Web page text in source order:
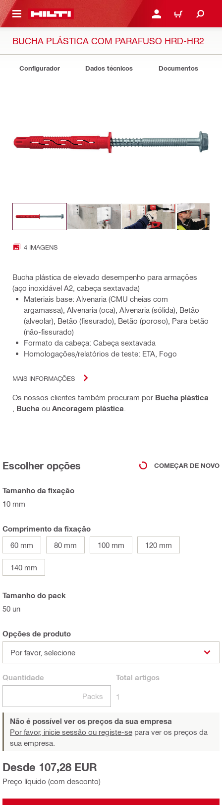
CONTENT ENTRAR OU REGISTAR
CARRINHO
BUCHA PLÁSTICA COM PARAFUSO HRD-HR2
Configurador Dados técnicos Documentos
4 IMAGENS
Bucha plástica de elevado desempenho para armações
(aço inoxidável A2, cabeça sextavada)
Materiais base: Alvenaria (CMU cheias com
argamassa), Alvenaria (oca), Alvenaria (sólida), Betão
(alveolar), Betão (fissurado), Betão (poroso), Para betão
(não-fissurado)
Formato da cabeça: Cabeça sextavada
Homologações/relatórios de teste: ETA, Fogo
MAIS INFORMAÇÕES
Os nossos clientes também procuram por Bucha plástica
Bucha ou Ancoragem plástica
Escolher opções COMEÇAR DE NOVO
Tamanho da fixação
10 mm
Comprimento da fixação
60 mm
80 mm 100 mm 120 mm
140 mm
Tamanho do pack
50 un
Opções de produto
Por favor, selecione
Quantidade
Packs
Total artigos
1
Não é possível ver os preços da sua empresa
Por favor, inicie sessão ou registe-se para ver os preços da
sua empresa.
Preço líquido (com desconto)
Desde 107,28 EUR